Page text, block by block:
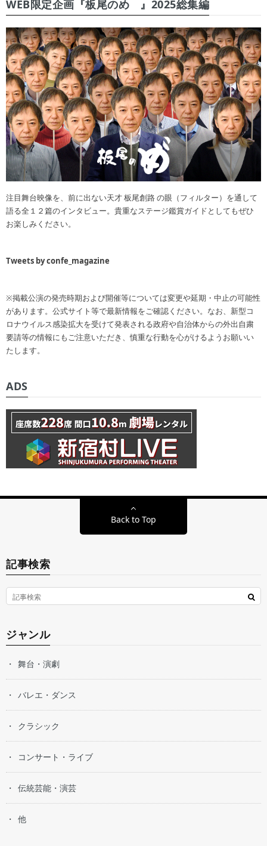
WEB限定企画『板尾のめ゙』2025総集編
注目舞台映像を、前に出ない天才 板尾創路 の眼（フィルター）を通して
語る全１２篇のインタビュー。貴重なステージ鑑賞ガイドとしてもぜひ
お楽しみください。
Tweets by confe_magazine
※掲載公演の発売時期および開催等については変更や延期・中止の可能性
があります。公式サイト等で最新情報をご確認ください。なお、新型コ
ロナウイルス感染拡大を受けて発表される政府や自治体からの外出自粛
要請等の情報にもご注意いただき、慎重な行動を心がけるようお願いい
たします。
ADS
Back to Top
記事検索
ジャンル
舞台・演劇
バレエ・ダンス
クラシック
コンサート・ライブ
伝統芸能・演芸
他